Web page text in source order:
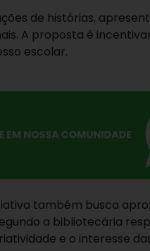
de histórias,
A proposta é
escolar.
também busca
a bibliotecária
e o interesse